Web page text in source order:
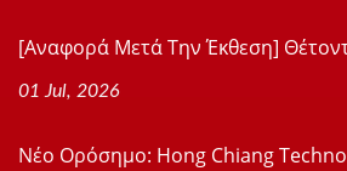
[Αναφορά Μετά Την Έκθεση]
01 Jul, 2026
Νέο Ορόσημο: Hong Chiang